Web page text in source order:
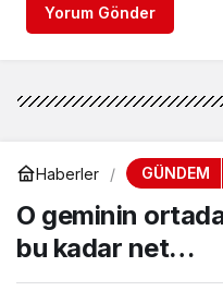
Yorum Gönder
Haberler GÜNDEM
O geminin
bu kadar net…